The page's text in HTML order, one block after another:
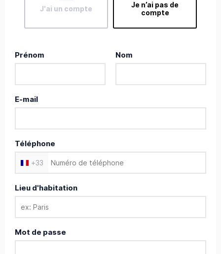
J'ai un compte
Je n’ai pas de
compte
Prénom Nom
E-mail
Téléphone
+33
Lieu d'habitation
Mot de passe